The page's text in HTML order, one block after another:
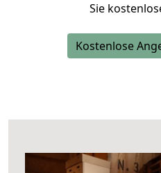
Sie
Kostenlose